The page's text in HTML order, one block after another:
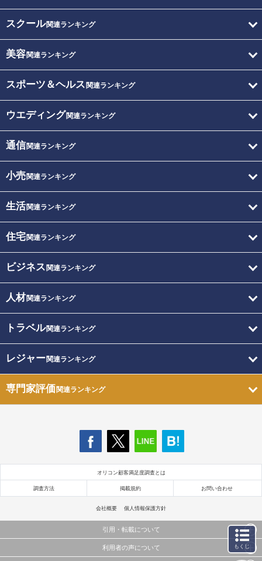
スクール関連ランキング
美容関連ランキング
スポーツ＆ヘルス 関連ランキング
ウエディング関連ランキング
通信関連ランキング
小売関連ランキング
生活関連ランキング
住宅関連ランキング
ビジネス 関連ランキング
人材関連ランキング
トラベル関連ランキング
レジャー関連ランキング
専門家評価関連ランキング
オリコン顧客満足度調査とは
調査方法 掲載規約 お問い合わせ
会社概要 個人情報保護方針
引用・転載について
当サイトで公開されている情報（文字、写真、イラスト、画像データ等）及びこれらの配置・
利用者の声について もくじ